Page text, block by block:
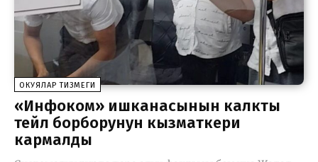
ОКУЯЛАР ТИЗМЕГИ
«Инфоком» ишканасынын калкты
тейлөө борборунун кызматкери
кармалды